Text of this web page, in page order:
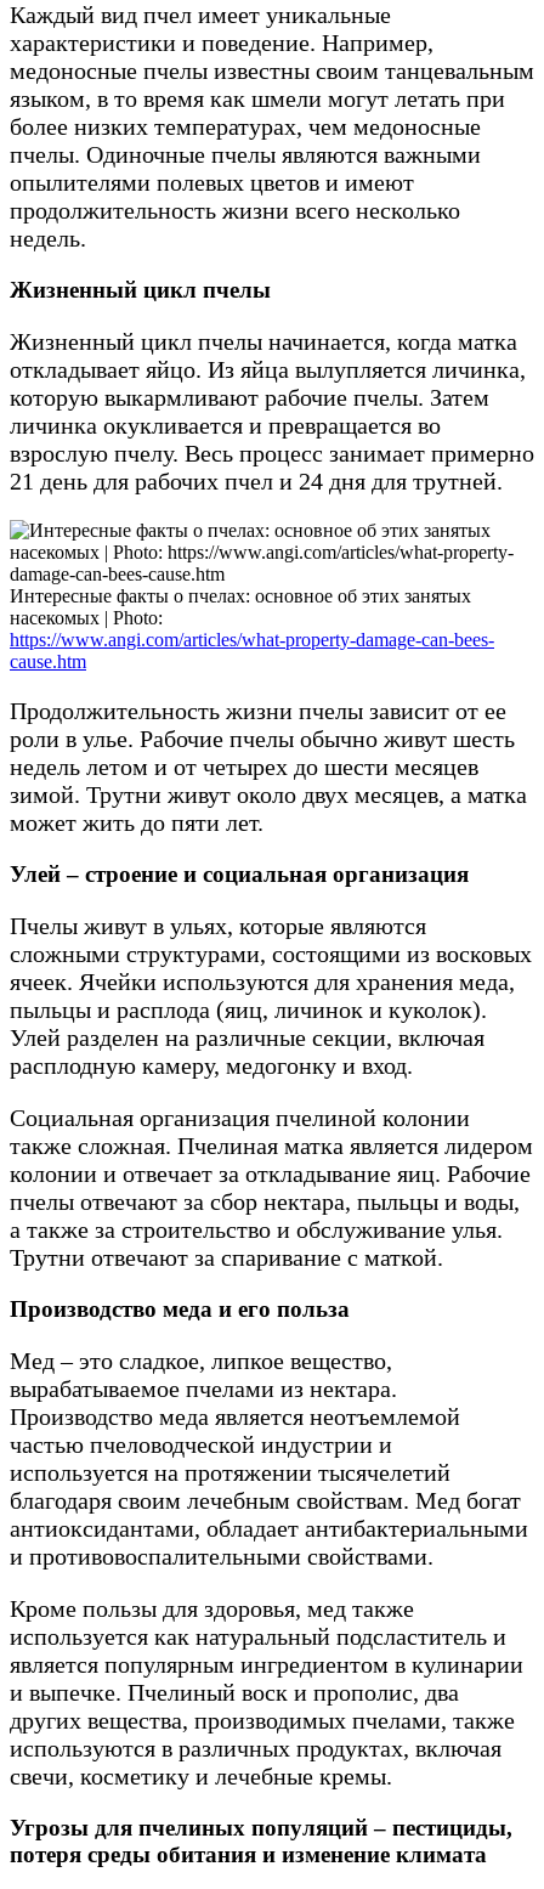
Каждый вид пчел имеет уникальные
характеристики и поведение. Например,
медоносные пчелы известны своим танцевальным
языком, в то время как шмели могут летать при
более низких температурах, чем медоносные
пчелы. Одиночные пчелы являются важными
опылителями полевых цветов и имеют
продолжительность жизни всего несколько
недель.
Жизненный цикл пчелы
Жизненный цикл пчелы начинается, когда матка
откладывает яйцо. Из яйца вылупляется личинка,
которую выкармливают рабочие пчелы. Затем
личинка окукливается и превращается во
взрослую пчелу. Весь процесс занимает примерно
21 день для рабочих пчел и 24 дня для трутней.
Интересные факты о пчелах: основное об этих занятых
насекомых | Photo:
https://www.angi.com/articles/what-property-damage-can-bees-
cause.htm
Продолжительность жизни пчелы зависит от ее
роли в улье. Рабочие пчелы обычно живут шесть
недель летом и от четырех до шести месяцев
зимой. Трутни живут около двух месяцев, а матка
может жить до пяти лет.
Улей – строение и социальная организация
Пчелы живут в ульях, которые являются
сложными структурами, состоящими из восковых
ячеек. Ячейки используются для хранения меда,
пыльцы и расплода (яиц, личинок и куколок).
Улей разделен на различные секции, включая
расплодную камеру, медогонку и вход.
Социальная организация пчелиной колонии
также сложная. Пчелиная матка является лидером
колонии и отвечает за откладывание яиц. Рабочие
пчелы отвечают за сбор нектара, пыльцы и воды,
а также за строительство и обслуживание улья.
Трутни отвечают за спаривание с маткой.
Производство меда и его польза
Мед – это сладкое, липкое вещество,
вырабатываемое пчелами из нектара.
Производство меда является неотъемлемой
частью пчеловодческой индустрии и
используется на протяжении тысячелетий
благодаря своим лечебным свойствам. Мед богат
антиоксидантами, обладает антибактериальными
и противовоспалительными свойствами.
Кроме пользы для здоровья, мед также
используется как натуральный подсластитель и
является популярным ингредиентом в кулинарии
и выпечке. Пчелиный воск и прополис, два
других вещества, производимых пчелами, также
используются в различных продуктах, включая
свечи, косметику и лечебные кремы.
Угрозы для пчелиных популяций – пестициды,
потеря среды обитания и изменение климата